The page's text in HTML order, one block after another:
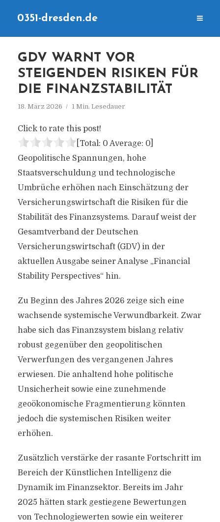
0351-dresden.de
GDV WARNT VOR
STEIGENDEN RISIKEN FÜR
DIE FINANZSTABILITÄT
18. März 2026 1 Min. Lesedauer
Click to rate this post!
[Total: 0 Average: 0]
Geopolitische Spannungen, hohe
Staatsverschuldung und technologische
Umbrüche erhöhen nach Einschätzung der
Versicherungswirtschaft die Risiken für die
Stabilität des Finanzsystems. Darauf weist der
Gesamtverband der Deutschen
Versicherungswirtschaft (GDV) in der
aktuellen Ausgabe seiner Analyse „Financial
Stability Perspectives“ hin.
Zu Beginn des Jahres 2026 zeige sich eine
wachsende systemische Verwundbarkeit. Zwar
habe sich das Finanzsystem bislang relativ
robust gegenüber den geopolitischen
Verwerfungen des vergangenen Jahres
erwiesen. Die anhaltend hohe politische
Unsicherheit sowie eine zunehmende
geoökonomische Fragmentierung könnten
jedoch die systemischen Risiken weiter
erhöhen.
Zusätzlich verstärke der rasante Fortschritt im
Bereich der Künstlichen Intelligenz die
Dynamik im Finanzsektor. Bereits im Jahr
2025 hätten stark gestiegene Bewertungen
von Technologiewerten sowie ein weiterer